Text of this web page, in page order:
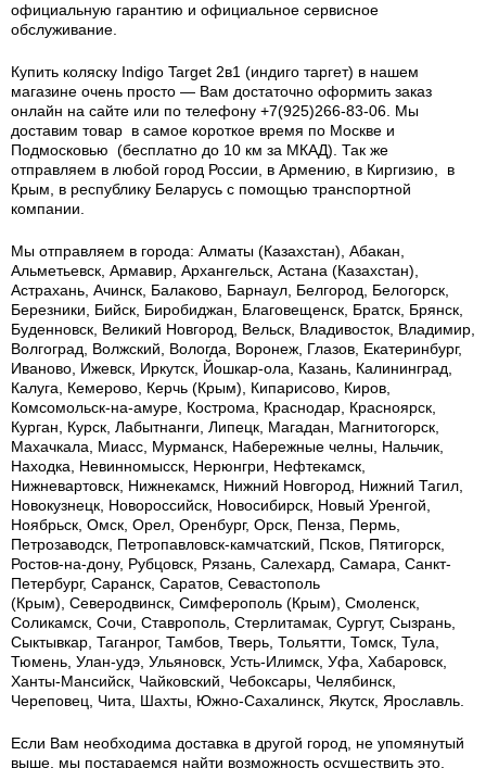
официальную гарантию и официальное сервисное
обслуживание.
Купить коляску Indigo Target 2в1 (индиго таргет) в нашем
магазине очень просто — Вам достаточно оформить заказ
онлайн на сайте или по телефону +7(925)266-83-06. Мы
доставим товар в самое короткое время по Москве и
Подмосковью (бесплатно до 10 км за МКАД). Так же
отправляем в любой город России, в Армению, в Киргизию, в
Крым, в республику Беларусь с помощью транспортной
компании.
Мы отправляем в города: Алматы (Казахстан), Абакан,
Альметьевск, Армавир, Архангельск, Астана (Казахстан),
Астрахань, Ачинск, Балаково, Барнаул, Белгород, Белогорск,
Березники, Бийск, Биробиджан, Благовещенск, Братск, Брянск,
Буденновск, Великий Новгород, Вельск, Владивосток, Владимир,
Волгоград, Волжский, Вологда, Воронеж, Глазов, Екатеринбург,
Иваново, Ижевск, Иркутск, Йошкар-ола, Казань, Калининград,
Калуга, Кемерово, Керчь (Крым), Кипарисово, Киров,
Комсомольск-на-амуре, Кострома, Краснодар, Красноярск,
Курган, Курск, Лабытнанги, Липецк, Магадан, Магнитогорск,
Махачкала, Миасс, Мурманск, Набережные челны, Нальчик,
Находка, Невинномысск, Нерюнгри, Нефтекамск,
Нижневартовск, Нижнекамск, Нижний Новгород, Нижний Тагил,
Новокузнецк, Новороссийск, Новосибирск, Новый Уренгой,
Ноябрьск, Омск, Орел, Оренбург, Орск, Пенза, Пермь,
Петрозаводск, Петропавловск-камчатский, Псков, Пятигорск,
Ростов-на-дону, Рубцовск, Рязань, Салехард, Самара, Санкт-
Петербург, Саранск, Саратов, Севастополь
(Крым), Северодвинск, Симферополь (Крым), Смоленск,
Соликамск, Сочи, Ставрополь, Стерлитамак, Сургут, Сызрань,
Сыктывкар, Таганрог, Тамбов, Тверь, Тольятти, Томск, Тула,
Тюмень, Улан-удэ, Ульяновск, Усть-Илимск, Уфа, Хабаровск,
Ханты-Мансийск, Чайковский, Чебоксары, Челябинск,
Череповец, Чита, Шахты, Южно-Сахалинск, Якутск, Ярославль.
Если Вам необходима доставка в другой город, не упомянутый
выше, мы постараемся найти возможность осуществить это.